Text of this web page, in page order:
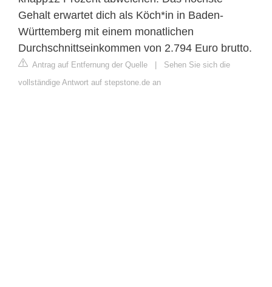
Gehalt erwartet dich als Köch*in in Baden-
Württemberg mit einem monatlichen
Durchschnittseinkommen von 2.794 Euro brutto.
Antrag auf Entfernung der Quelle | Sehen Sie sich die
vollständige Antwort auf stepstone.de an